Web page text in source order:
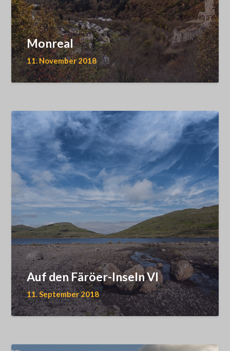
Monreal
11. November 2018
Auf den Färöer-Inseln VI
11. September 2018